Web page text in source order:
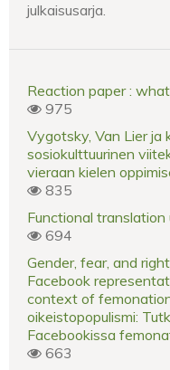
julkaisusarja.
Reaction paper :
975
Vygotsky, Van Lier ja
sosiokulttuurinen
vieraan kielen
835
Functional translation
694
Gender, fear, and
Facebook
context of
oikeistopopulismi:
Facebookissa
663